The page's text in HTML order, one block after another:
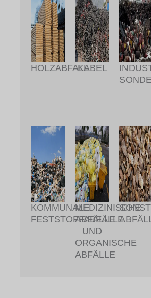
HOLZABFALLKABEL
KOMMUNALE
FESTSTOFFABFÄLLE
MEDIZINISCHE
ABFÄLLE
UND
ORGANISCHE
ABFÄLLE